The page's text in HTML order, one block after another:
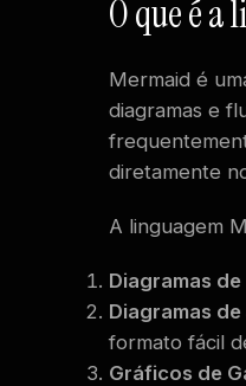
O que é
Mermaid é
diagramas e
diretamente
A linguagem
Diagramas de
Diagramas
formato fácil
Gráficos de